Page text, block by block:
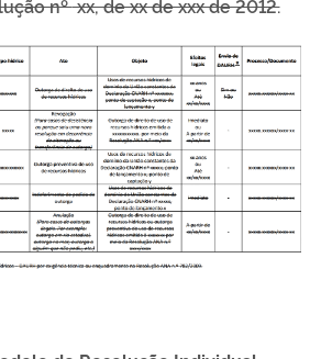
nºxx, de xx de xxx de 2012.